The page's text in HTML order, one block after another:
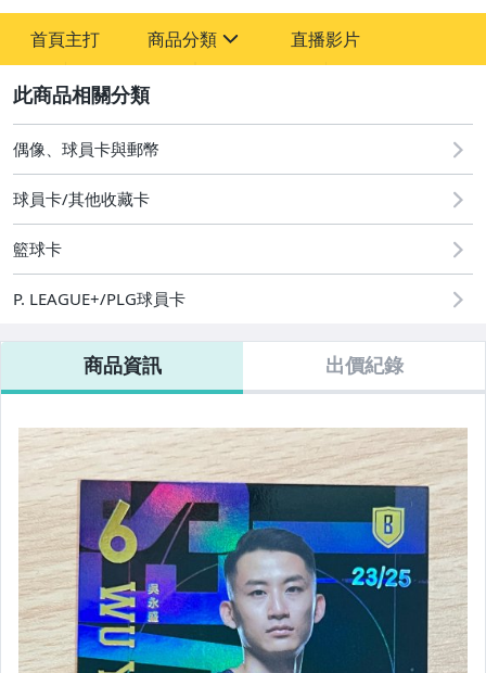
首頁主打 商品分類
直購 - NBA PRIZM 新秀 RC
08/07 (五) 結標
08/08 (六) 結標
08/09 (日) 結標
其它
直播影片
偶像、球員卡與郵幣
球員卡/其他收藏卡
籃球卡
P. LEAGUE+/PLG球員卡
商品資訊 出價紀錄